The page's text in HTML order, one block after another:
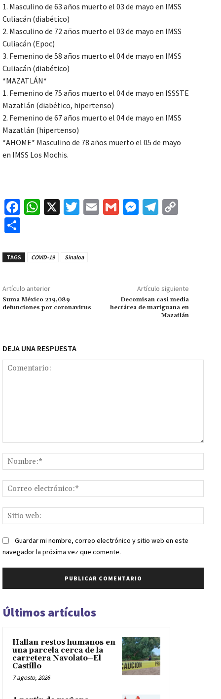
1. Masculino de 63 años muerto el 03 de mayo en IMSS
Culiacán (diabético)
2. Masculino de 72 años muerto el 03 de mayo en IMSS
Culiacán (Epoc)
3. Femenino de 58 años muerto el 04 de mayo en IMSS
Culiacán (diabético)
*MAZATLÁN*
1. Femenino de 75 años muerto el 04 de mayo en ISSSTE
Mazatlán (diabético, hipertenso)
2. Femenino de 67 años muerto el 04 de mayo en IMSS
Mazatlán (hipertenso)
*AHOME* Masculino de 78 años muerto el 05 de mayo
en IMSS Los Mochis.
Fa
o
k
W
sA
p
X
T
er
E
G
M
r
Te
n
k
m
ar
tir
TAGS COVID-19 Sinaloa
Artículo anterior
Suma México 219,089
defunciones por coronavirus
Artículo siguiente
Decomisan casi media
hectárea de mariguana en
Mazatlán
DEJA UNA RESPUESTA
web:
Guardar mi nombre, correo electrónico y sitio web en este
navegador la próxima vez que comente.
Últimos artículos
Hallan restos humanos en
una parcela cerca de la
carretera Navolato–El
Castillo
7 agosto, 2026